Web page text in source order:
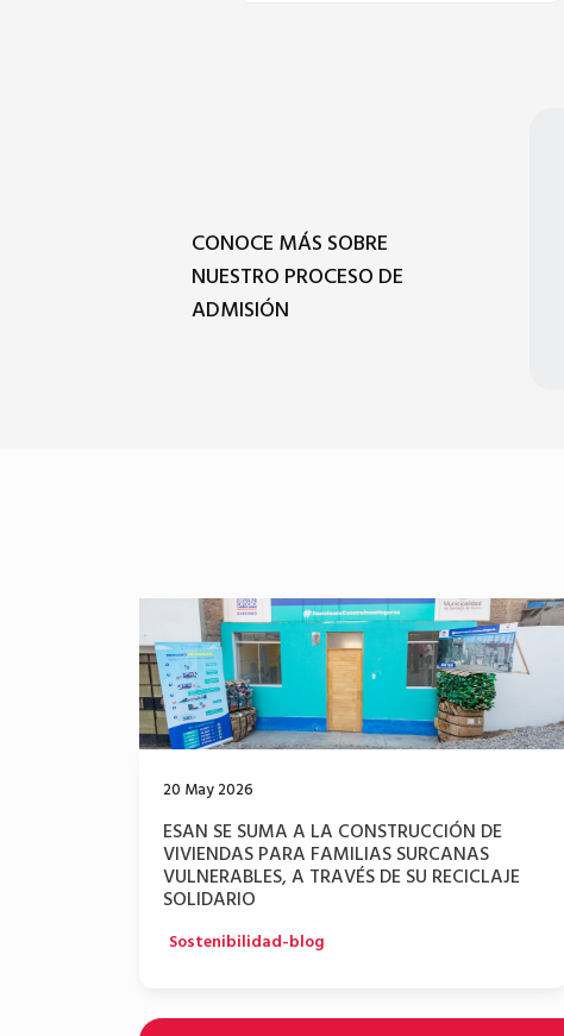
CONOCE MÁS SOBRE
NUESTRO PROCESO DE
ADMISIÓN
20 May 2026
ESAN SE SUMA A LA CONSTRUCCIÓN DE
VIVIENDAS PARA FAMILIAS SURCANAS
VULNERABLES, A TRAVÉS DE SU RECICLAJE
SOLIDARIO
Sostenibilidad-blog